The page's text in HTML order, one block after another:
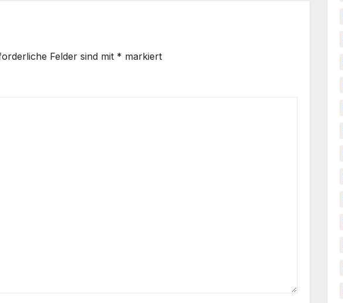
Felder sind mit * markiert